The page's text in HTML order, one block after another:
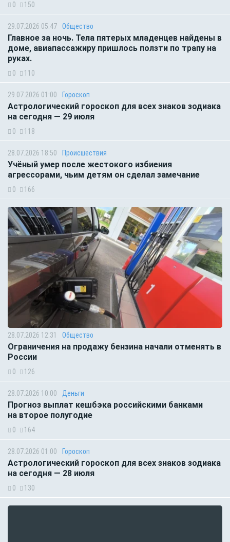
0 150
29.07.2026 05:47 Общество
Главное за ночь. Тела пятерых младенцев найдены в
доме, авиапассажиру пришлось ползти по трапу на
руках.
0 110
29.07.2026 01:00 Гороскоп
Астрологический гороскоп для всех знаков зодиака
на сегодня — 29 июля
0 118
28.07.2026 18:50 Происшествия
Учёный умер после жестокого избиения
агрессорами, чьим детям он сделал замечание
0 166
28.07.2026 12:31 Общество
Ограничения на продажу бензина начали отменять в
России
0 126
28.07.2026 10:00 Деньги
Прогноз выплат кешбэка российскими банками
на второе полугодие
0 164
28.07.2026 01:00 Гороскоп
Астрологический гороскоп для всех знаков зодиака
на сегодня — 28 июля
0 130